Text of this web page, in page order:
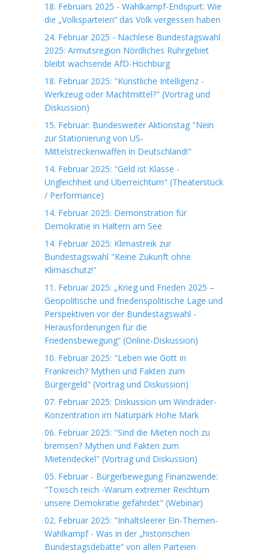
18. Februars 2025 - Wahlkampf-Endspurt: Wie
die „Volksparteien“ das Volk vergessen haben
24. Februar 2025 - Nachlese Bundestagswahl
2025: Armutsregion Nördliches Ruhrgebiet
bleibt wachsende AfD-Hochburg
18. Februar 2025: "Künstliche Intelligenz -
Werkzeug oder Machtmittel?" (Vortrag und
Diskussion)
15. Februar: Bundesweiter Aktionstag "Nein
zur Stationierung von US-
Mittelstreckenwaffen in Deutschland!"
14. Februar 2025: "Geld ist Klasse -
Ungleichheit und Überreichtum" (Theaterstück
/ Performance)
14. Februar 2025: Demonstration für
Demokratie in Haltern am See
14. Februar 2025: Klimastreik zur
Bundestagswahl "Keine Zukunft ohne
Klimaschutz!"
11. Februar 2025: „Krieg und Frieden 2025 –
Geopolitische und friedenspolitische Lage und
Perspektiven vor der Bundestagswahl -
Herausforderungen für die
Friedensbewegung“ (Online-Diskussion)
10. Februar 2025: "Leben wie Gott in
Frankreich? Mythen und Fakten zum
Bürgergeld" (Vortrag und Diskussion)
07. Februar 2025: Diskussion um Windräder-
Konzentration im Naturpark Hohe Mark
06. Februar 2025: "Sind die Mieten noch zu
bremsen? Mythen und Fakten zum
Mietendeckel" (Vortrag und Diskussion)
05. Februar - Bürgerbewegung Finanzwende:
"Toxisch reich -Warum extremer Reichtum
unsere Demokratie gefährdet" (Webinar)
02. Februar 2025: "Inhaltsleerer Ein-Themen-
Wahlkampf - Was in der „historischen
Bundestagsdebatte“ von allen Parteien